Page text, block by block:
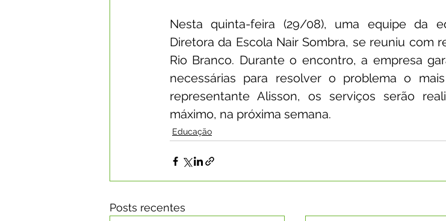
Nesta quinta-feira (29/08), uma equipe da
Diretora da Escola Nair Sombra, se reuniu com
Rio Branco. Durante o encontro, a empresa
necessárias para resolver o problema o
representante Alisson, os serviços serão
máximo, na próxima semana.
Educação
Posts recentes